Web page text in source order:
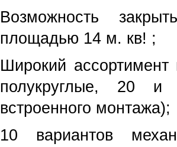
Возможность
площадью 14 м. кв! ;
Широкий ассортимент
полукруглые, 20
встроенного монтажа);
10 вариантов